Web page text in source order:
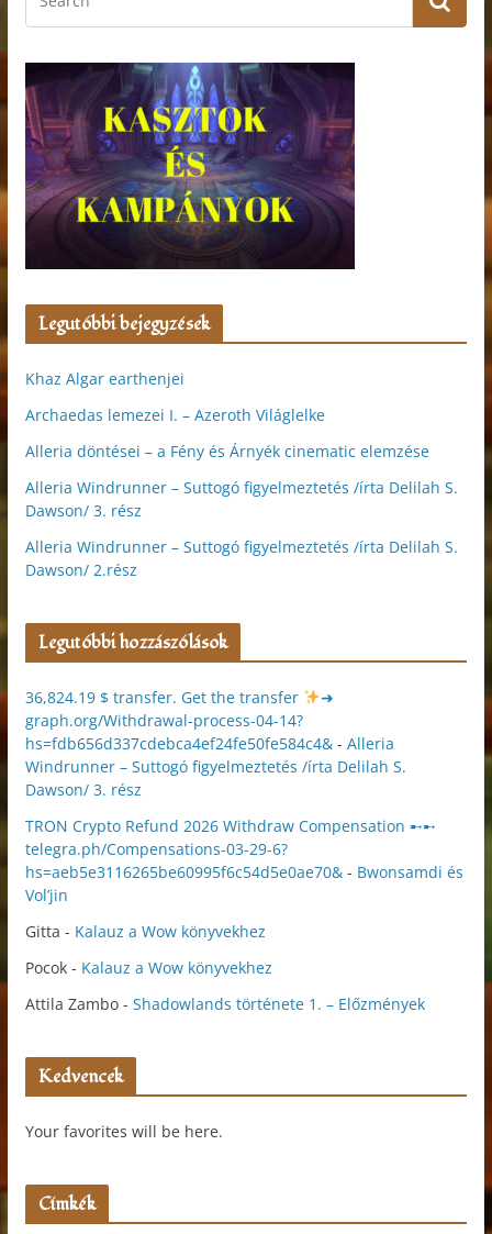
Legutóbbi bejegyzések
Khaz Algar earthenjei
Archaedas lemezei I. – Azeroth Világlelke
Alleria döntései – a Fény és Árnyék cinematic elemzése
Alleria Windrunner – Suttogó figyelmeztetés /írta Delilah S.
Dawson/ 3. rész
Alleria Windrunner – Suttogó figyelmeztetés /írta Delilah S.
Dawson/ 2.rész
Legutóbbi hozzászólások
36,824.19 $ transfer. Get the transfer
➜
graph.org/Withdrawal-process-04-14?
hs=fdb656d337cdebca4ef24fe50fe584c4&- Alleria
Windrunner – Suttogó figyelmeztetés /írta Delilah S.
Dawson/ 3. rész
TRON Crypto Refund 2026 Withdraw Compensation ➸➸
telegra.ph/Compensations-03-29-6?
hs=aeb5e3116265be60995f6c54d5e0ae70&- Bwonsamdi és
Vol’jin
Gitta - Kalauz a Wow könyvekhez
Pocok- Kalauz a Wow könyvekhez
Attila Zambo- Shadowlands története 1. – Előzmények
Kedvencek
Your favorites will be here.
Címkék